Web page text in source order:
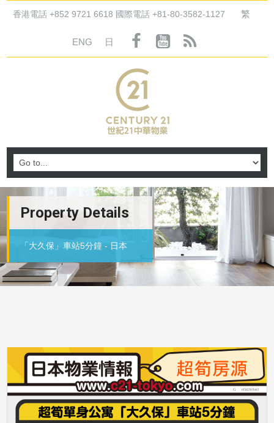
香港電話 +852 9721 6618 國際電話 +81-80-3582-1127 繁
ENG 日
Property Details
「大久保」車站5分鐘 - 日本